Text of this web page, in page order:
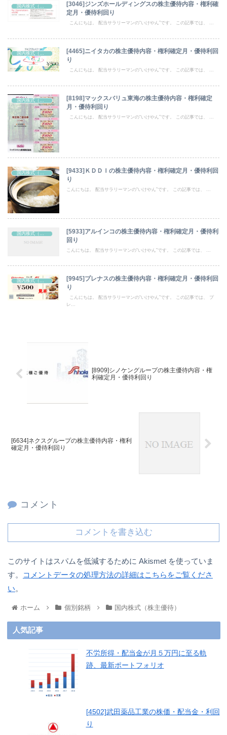
国内株式（株主優待）
[3046]ジンズホールディングスの株主優待内容・権利確
定月・優待利回り
こんにちは。 配当サラリーマンの“いけやん”です。 この記事では、 ...
国内株式（株主優待）
[4465]ニイタカの株主優待内容・権利確定月・優待利回
り
こんにちは。 配当サラリーマンの“いけやん”です。 この記事では、 ...
国内株式（株主優待）
[8198]マックスバリュ東海の株主優待内容・権利確定
月・優待利回り
こんにちは。 配当サラリーマンの“いけやん”です。 この記事では、 ...
[9433]ＫＤＤＩの株主優待内容・権利確定月・優待利回
り
こんにちは。 配当サラリーマンの“いけやん”です。 この記事では、 ...
国内株式（株主優待）
[5933]アルインコの株主優待内容・権利確定月・優待利
回り
こんにちは。 配当サラリーマンの“いけやん”です。 この記事では、 ...
国内株式（株主優待）
[9945]プレナスの株主優待内容・権利確定月・優待利回
り
こんにちは。 配当サラリーマンの“いけやん”です。 この記事では、 プ
レ...
[8909]シノケングループの株主優待内容・権
利確定月・優待利回り
[6634]ネクスグループの株主優待内容・権利
確定月・優待利回り
コメント
コメントを書き込む
このサイトはスパムを低減するために Akismet を使っていま
す。
コメントデータの処理方法の詳細はこちらをご覧くださ
い。
ホーム 個別銘柄 国内株式（株主優待）
人気記事
不労所得・配当金が月５万円に至る軌
跡、最新ポートフォリオ
[4502]武田薬品工業の株価・配当金・利回
り